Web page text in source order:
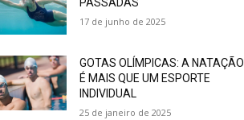
PASSADAS
17 de junho de 2025
GOTAS OLÍMPICAS: A NATAÇÃO
É MAIS QUE UM ESPORTE
INDIVIDUAL
25 de janeiro de 2025